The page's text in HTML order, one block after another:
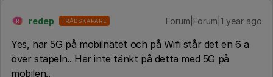
R redep TRÅDSKAPARE Forum|Forum|1 year ago
Yes, har 5G på mobilnätet och på Wifi står det en 6 a
över stapeln.. Har inte tänkt på detta med 5G på
mobilen..